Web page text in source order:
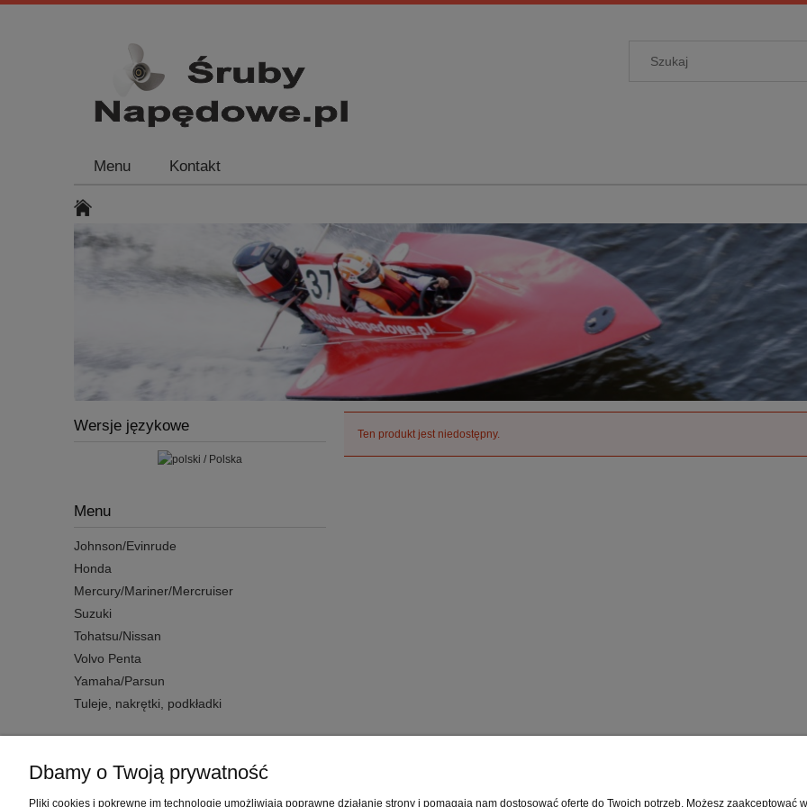
Menu Kontakt
Wersje językowe
Menu
Johnson/Evinrude
Honda
Mercury/Mariner/Mercruiser
Suzuki
Tohatsu/Nissan
Volvo Penta
Yamaha/Parsun
Tuleje, nakrętki, podkładki
Ten produkt jest niedostępny.
Dbamy o Twoją prywatność
Pliki cookies i pokrewne im technologie umożliwiają poprawne działanie strony i pomagają nam dostosować ofertę do Twoich potrzeb. Możesz